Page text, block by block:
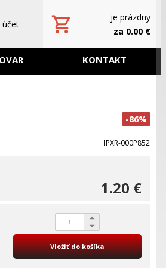
je prázdny
za 0.00 €
KONTAKT
-86%
IPXR-000P852
1.20 €
Vložiť do košíka